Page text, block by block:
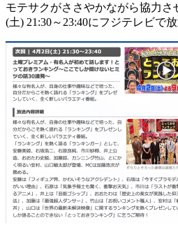
モテサクがささやかながら協力さ
(土) 21:30～23:40にフジテレビで